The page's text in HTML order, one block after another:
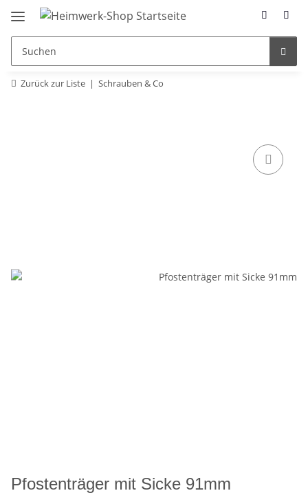
Zurück zur Liste Schrauben & Co
Pfostenträger mit Sicke 91mm